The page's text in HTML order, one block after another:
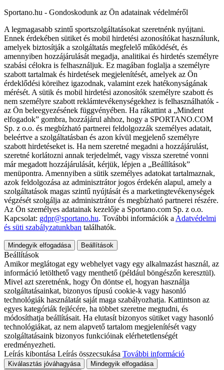
Sportano.hu - Gondoskodunk az Ön adatainak védelméről
A legmagasabb szintű sportszolgáltatásokat szeretnénk nyújtani.
Ennek érdekében sütiket és mobil hirdetési azonosítókat használunk,
amelyek biztosítják a szolgáltatás megfelelő működését, és
amennyiben hozzájárulását megadja, analitikai és hirdetés személyre
szabási célokra is felhasználjuk. Ez magában foglalja a személyre
szabott tartalmak és hirdetések megjelenítését, amelyek az Ön
érdeklődési köreihez igazodnak, valamint ezek hatékonyságának
mérését. A sütik és mobil hirdetési azonosítók személyre szabott és
nem személyre szabott reklámtevékenységekhez is felhasználhatók -
az Ön beleegyezésének függvényében. Ha rákattint a „Mindent
elfogadok” gombra, hozzájárul ahhoz, hogy a SPORTANO.COM
Sp. z o.o. és megbízható partnerei feldolgozzák személyes adatait,
beleértve a szolgáltatásban és azon kívül megjelenő személyre
szabott hirdetéseket is. Ha nem szeretné megadni a hozzájárulást,
szeretné korlátozni annak terjedelmét, vagy vissza szeretné vonni
már megadott hozzájárulását, kérjük, lépjen a „Beállítások”
menüpontra. Amennyiben a sütik személyes adatokat tartalmaznak,
azok feldolgozása az adminisztrátor jogos érdekén alapul, amely a
szolgáltatások magas szintű nyújtását és a marketingtevékenységek
végzését szolgálja az adminisztrátor és megbízható partnerei részére.
Az Ön személyes adatainak kezelője a Sportano.com Sp. z o.o.
Kapcsolat: gdpr@sportano.hu. További információk a Adatvédelmi
és süti szabályzatunkban találhatók.
Mindegyik elfogadása Beállítások
Beállítások
Amikor meglátogat egy webhelyet vagy egy alkalmazást használ, az
információ letölthető vagy menthető (például böngészőn keresztül).
Mivel azt szeretnénk, hogy Ön döntse el, hogyan használja
szolgáltatásainkat, bizonyos típusú cookie-k vagy hasonló
technológiák használatát saját maga szabályozhatja. Kattintson az
egyes kategóriák fejlécére, ha többet szeretne megtudni, és
módosíthatja beállításait. Ha elutasít bizonyos sütiket vagy hasonló
technológiákat, az nem alapvető tartalom megjelenítését vagy
szolgáltatásaink bizonyos funkcióinak elérhetetlenségét
eredményezheti.
Leírás kibontása Leírás összecsukása További információ
Kiválasztás jóváhagyása
Mindegyik elfogadása